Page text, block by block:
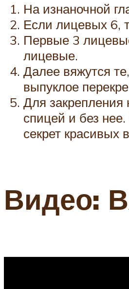
На изнаночной
Если лицевых 6,
Первые 3
лицевые.
Далее вяжутся
выпуклое
Для закрепления
спицей и без
секрет красивых
Видео: